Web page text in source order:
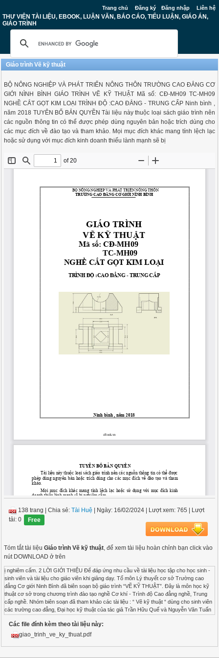
Trang chủ Đăng ký Đăng nhập Liên hệ
THƯ VIỆN TÀI LIỆU, EBOOK, LUẬN VĂN, BÁO CÁO, TIỂU LUẬN, GIÁO ÁN,
GIÁO TRÌNH
Giáo trình Vẽ kỹ thuật
BỘ NÔNG NGHIỆP VÀ PHÁT TRIỂN NÔNG THÔN TRƯỜNG CAO ĐẲNG CƠ
GIỚI NÌNH BÌNH GIÁO TRÌNH VẼ KỸ THUẬT Mã số: CĐ-MH09 TC-MH09
NGHỀ CẮT GỌT KIM LOẠI TRÌNH ĐỘ :CAO ĐẲNG - TRUNG CẤP Ninh bình ,
năm 2018 TUYÊN BỐ BẢN QUYỀN Tài liệu này thuộc loại sách giáo trình nên
các nguồn thông tin có thể được phép dùng nguyên bản hoặc trích dùng cho
các mục đích về đào tạo và tham khảo. Mọi mục đích khác mang tính lệch lạc
hoặc sử dụng với mục đích kinh doanh thiếu lành mạnh sẽ bị
138 trang |Chia sẻ:Tài Huệ | Ngày: 16/02/2024 | Lượt xem: 765 | Lượt
tải: 0
Free
Tóm tắt tài liệuGiáo trình Vẽ kỹ thuật, để xem tài liệu hoàn chỉnh bạn click vào
nút DOWNLOAD ở trên
ị nghiêm cấm. 2 LỜI GIỚI THIỆU Để đáp ứng nhu cầu về tài liệu học tập cho học sinh - sinh viên và tài liệu cho giáo viên khi giảng dạy. Tổ môn Lý thuyết cơ sở Trường cao đẳng Cơ giới Ninh Bình đã biên soạn bộ giáo trình “VẼ KỸ THUẬT”. Đây là môn học kỹ thuật cơ sở trong chương trình đào tạo nghề Cơ khí - Trình độ Cao đẳng nghề, Trung cấp nghề. Nhóm biên soạn đã tham khảo các tài liệu : “ Vẽ kỹ thuật “ dùng cho sinh viên các trường cao đẳng, Đại học kỹ thuật của tác giả Trần Hữu Quế và Nguyễn Văn Tuấn năm 2006, Tài liệu “Vẽ kỹ thuật tiêu chuẩn quốc tế” biên dịch của Trần Hữu Quế và Nguyễn Văn Tuấn năm 2005 và nhiều tài liệu khác. Mặc dù nhóm biên soạn đã có nhiều cố gắng nhưng không tránh được những thiếu sót. Rất mong đồng nghiệp và độc giả góp ý kiến để giáo trình ngày càng hoàn thiện hơn. Xin trân thành cảm ơn! Ninh Bình, ngày tháng 6 năm 2018 Tham gia biên soạn 1. Chủ biên: Đinh Văn Mười 2. Các Giáo viên Nguyễn Văn Thường Đàm Văn Tới 3 MỤC LỤC GIÁO TRÌNH ...................................................................................................... 1 VẼ KỸ THUẬT ................................................................................................... 1 LỜI GIỚI THIỆU .................................................................................................. 3 3.Những tiêu chuẩn trình bày bản vẽ .................................................................... 6 Chương 4: Giao tuyến của vật thể ......................................................................... 7 Chương 4: Giao tuyến của vật thể ......................................................................... 7 Chương 6: Hình chiếu của vật thể ......................................................................... 7 Chương 9: Bản vẽ lắp ..................................................................................... 7 Chương 10: Bản vẽ sơ đồ ............................................................................... 7 CHƯƠNG 1: .......................................................................................................... 9 TIÊU CHUẨN VIỆT NAM VỀ TRÌNH BÀY BẢN VẼ KỸ THUẬT ................ 9 1. Vật liệu, dụng cụ vẽ và cách sử dụng: ........................................................... 9 1.2. Dụng cụ vẽ và cách sử dụng ....................................................................... 9 2 : Trình tự thiết lập bản vẽ .............................................................................. 12 3. Những tiêu chuẩn trình bày bản vẽ ............................................................. 12 CHƯƠNG 2: VẼ HÌNH HỌC ............................................................................. 27 2. Vẽ góc .......................................................................................................... 27 3. Chia đều đường tròn..................................................................................... 28 4. Vẽ nối tiếp .................................................................................................... 31 CHƯƠNG 3: VẼ HÌNH CHIẾU VUÔNG GÓC ................................................ 43 1. Khái niệm về các phép chiếu ....................................................................... 43 2. Hình chiếu của điểm, đường thẳng, mặt phẳng. ....................................... 44 3. Hình chiếu của các khối hình học. .............................................................. 50 CHƯƠNG 4: GIAO TUYẾN CỦA VẬT THỂ .................................................. 57 1. Giao tuyến phẳng: ........................................................................................ 57 4. CHIẾU VẬT THỂ: ...................................................................................... 64 CHƯƠNG 5: HÌNH CHIẾU TRỤC ĐO ............................................................. 69 1. Khái niệm về hình chiếu trục đo .................................................................. 69 2. Phân loại hình chiếu trục đo thường dùng .................................................. 70 3. Cách dựng hình chiếu trục đo ..................................................................... 74 CHƯƠNG 6: HÌNH CHIẾU CỦA VẬT THỂ .................................................... 78 1. Hình chiếu .................................................................................................... 78 2. Cách vẽ hình chiếu vật thể ........................................................................... 82 3. Cách ghi kích thước của vật thể ................................................................... 86 4. Đọc bản vẽ hình chiếu vật thể ...................................................................... 88 CHƯƠNG 7: ........................................................................................................ 95 HÌNH CẮT VÀ MẶT CẮT ................................................................................ 95 1. Khái niệm về hình cắt và mặt cắt: ................................................................ 95 2.Hình cắt: ........................................................................................................ 97 2. Chia theo số lượng mặt phẳng cắt:............................................................... 99 3. Mặt cắt: ...................................................................................................... 102 4. Hình trích: .................................................................................................. 102 CHƯƠNG 8: BẢN VẼ CHI TIẾT ................................................................... 107 1. Nội dung của bản vẽ chi tiết ...................................................................... 107 4 2. Hình biểu diễn của chi tiết : ...................................................................... 107 3. Kích thước của chi tiết ............................................................................... 110 4 : Cách đọc bản vẽ chi tiết ............................................................................ 114 CHƯƠNG 9: BẢN VẼ LẮP ............................................................................ 116 1. Nội dung của bản vẽ lắp: ............................................................................... 116 2. Các qui ước biểu diễn trên bản vẽ lắp: ...................................................... 117 3. Biểu diễn một số kết cấu trên bản vẽ lắp ................................................... 119 4. Đọc bản vẽ lắp ........................................................................................... 121 CHƯƠNG 10: BẢN VẼ SƠ ĐỒ ...................................................................... 127 1. Sơ đồ hệ thống truyền động cơ khí: ........................................................... 127 2- Sơ đồ hệ thống điện: .................................................................................. 131 3. Sơ đồ hệ thống thuỷ lực, khí nén: .............................................................. 133 Tài liệu tham khảo ............................................................................................. 138 5 MÔN HỌC VẼ KỸ THUẬT Mã môn học: MH09 Vị trí, tính chất của môn học: - Vị trí: Vẽ kỹ thuật là môn học được bố trí trước các môn học, mô đun đào tạo nghề. - Tính chất: Là môn học lý thuyết cơ sở thuộc các môn học, mô đun kỹ thuật cơ sở nghề. Mục tiêu môn học: - Phân tích được bản vẽ chi tiết và bản vẽ lắp. - Vẽ được các chi tiết cơ khí và tách được chi tiết từ bản vẽ lắp. - Vẽ được bản vẽ lắp đơn giản. - Vận dụng được những kiến thức của môn học để tiếp thu tốt các môn học, Mô đun chuyên môn nghề. - Có ý thức trách nhiệm, cẩn thận, chủ động sáng tạo trong học tập. Nội dung môn học: Thời gian Bài Kiểm Số Tên chương mục Tổng Lý tập tra* (LT TT số thuyết thực hoặc hành TH) Chương 1: Tiêu chuẩn Việt Nam về 4 4 0 trình bày bản vẽ kỹ thuật 0 1. Vật liệu và dụng cụ vẽ 1 1 0 0 I 2. Trình tự thiết lập bản vẽ 1 1 0 0 3.Những tiêu chuẩn trình bày bản 2 2 0 vẽ 0 Chương 2: Vẽ hình học 5 3 2 0 II 1. Dựng hình 2 1 1 0 2. Vẽ nối tiếp 3 2 1 0 Chương 3: Vẽ hình chiếu vuông 7 5 1 góc 1 1. Khái niệm về các phép chiếu 1 1 0 0 2. Hình chiếu của điểm, đường III 3 3 0 thẳng, mặt phẳng 0 3. Hình chiếu của các khối hình học 2 1 1 0 * Kiểm tra 1 0 0 1 6 Chương 4: Giao tuyến của vật thể 6 3 3 0 1. Giao tuyến của mặt phẳng với 2 1 1 0 IV khối hình học 2. Giao tuyến của hai khối hình học 4 2 2 0 Chương 4: Giao tuyến của vật thể 6 3 3 0 Chương 5: Hình chiếu trục đo 4 3 1 0 1. Khái niệm về hình chiếu trục đo 1 1 0 0 V 2. Hình chiếu trục đo xiên cân 1 1 0 0 3. Hình chiếu trục đo vuông góc 2 1 1 đều 0 Chương 6: Hình chiếu của vật thể 5 4 1 0 1. Các loại hình chiếu 1 1 0 0 VI 2. Cách vẽ hình chiếu của vật thể 1 1 0 0 3. Cách ghi kích thước của vật thể 1 1 0 0 4. Đọc bản vẽ hình chiếu của vật 2 1 1 thể 0 Chương 7: Hình cắt và mặt cắt 6 4 1 1 1. Khái niệm về hình cắt, mặt cắt 1 1 0 0 VII 2. Hình cắt 2 1 1 0 3. Mặt cắt 1 1 0 0 4. Hình trích 1 1 0 0 * Kiểm tra 1 0 0 1 Chương 8: Bản vẽ chi tiết 4 3 1 0 1. Các loại bản vẽ cơ khí 1 1 0 0 VIII 2. Hình biểu diễn của chi tiết 1 1 0 0 3. Kích thước của chi tiết 1 1 0 0 4. Đọc bản vẽ chi tiết 1 0 1 0 Chương 9: Bản vẽ lắp 6 4 2 0 1. Nội dung bản vẽ lắp 1 1 0 0 IX 2. Các quy ước biểu diễn trên bản 2 2 0 vẽ lắp 0 3. Đọc bản vẽ lắp 3 1 2 0 Chương 10: Bản vẽ sơ đồ 6 3 2 1 1. Sơ đồ động 2 1 1 0 X 2. Sơ đồ hệ thống điện 2 1 1 0 3. Sơ đồ hệ thống thủy lực, khí nén 1 1 0 0 7 * Kiểm tra 1 0 0 1 Chương 11: Bản vẽ công trình nền 7 4 2 1 và móng 1. Bản vẽ công trình xây dựng nền 3 2 1 0 XI và móng 2. Bản vẽ thi công nền và móng 3 2 1 0 * Kiểm tra 1 0 0 1 Cộng 60 40 16 4 8 CHƯƠNG 1: TIÊU CHUẨN VIỆT NAM VỀ TRÌNH BÀY BẢN VẼ KỸ THUẬT Mã chương: 09.01 MỤC TIÊU: - Trình bày được những kiến thức cơ bản về tiêu chuẩn
Các file đính kèm theo tài liệu này:
giao_trinh_ve_ky_thuat.pdf